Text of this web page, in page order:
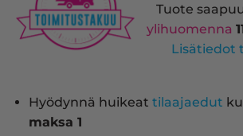
Tuote
ylihuomenna
Lisätiedot
Hyödynnä huikeat tilaajaedut
maksa 1